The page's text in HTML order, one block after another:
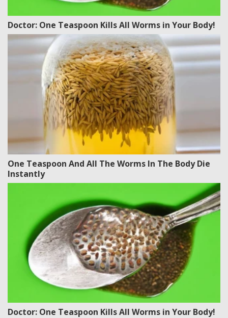
Doctor: One Teaspoon Kills All Worms in Your Body!
One Teaspoon And All The Worms In The Body Die
Instantly
Doctor: One Teaspoon Kills All Worms in Your Body!